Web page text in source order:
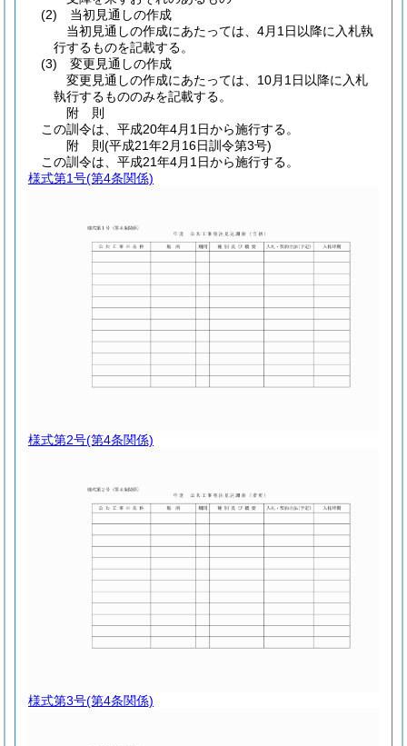
(2)
当初見通しの作成
当初見通しの作成にあたっては、4月1日以降に入札執
行するものを記載する。
(3)
変更見通しの作成
変更見通しの作成にあたっては、10月1日以降に入札
執行するもののみを記載する。
附 則
この訓令は、平成20年4月1日から施行する。
附 則(平成21年2月16日訓令第3号)
この訓令は、平成21年4月1日から施行する。
様式第1号(第4条関係)
様式第2号(第4条関係)
様式第3号(第4条関係)